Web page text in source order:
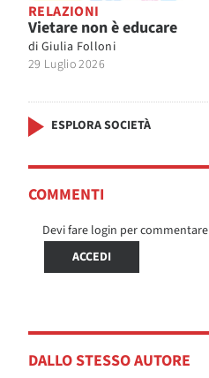
RELAZIONI
Vietare non è educare
di Giulia Folloni
29 Luglio 2026
ESPLORA SOCIETÀ
COMMENTI
Devi fare login per commentare
ACCEDI
DALLO STESSO AUTORE